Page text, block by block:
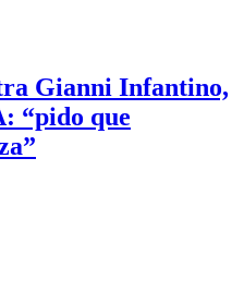
Gianni Infantino,
“pido que